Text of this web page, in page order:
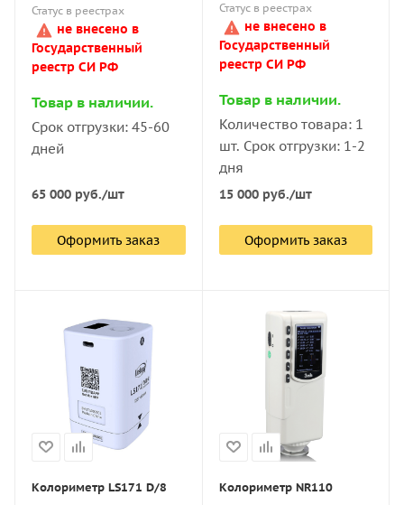
Статус в реестрах
не внесено в
Государственный
реестр СИ РФ
Товар в наличии.
Срок отгрузки: 45-60
дней
65 000 руб./шт
Оформить заказ
Статус в реестрах
не внесено в
Государственный
реестр СИ РФ
Товар в наличии.
Количество товара: 1
шт. Срок отгрузки: 1-2
дня
15 000руб./шт
Оформить заказ
Колориметр LS171 D/8 Колориметр NR110